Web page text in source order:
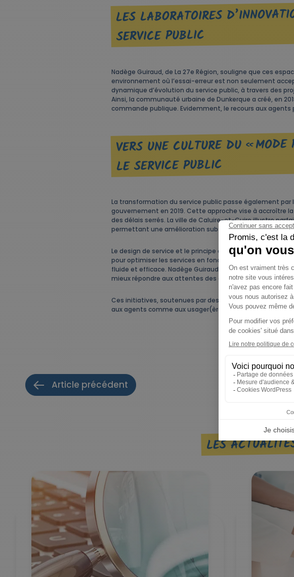
LES LABORATOIRES
SERVICE PUBLIC
Nadège Guiraud, de La 27e Région, souligne que ces
environnement où l’essai-erreur est non seulement
dynamique d’évolution du service public, à travers des
Ainsi, la communauté urbaine de Dunkerque a créé, en
commande publique. Evidemment, le recours aux
VERS UNE CULTURE DU «
LE SERVICE PUBLIC
La transformation du service public passe également par
gouvernement en 2019. Cette approche vise à accroître
des délais serrés. La ville de Caluire-et-Cuire illustre
permettant une amélioration substantielle deleur plan
Le design de service et le principe de subsidiarité
pour optimiser les services en fonction des besoins
fluide et efficace. Nadège Guiraud témoigne de la
mieux répondre aux attentes des citoyen(ne)s et à
Ces initiatives, soutenues par des financements dédiés
aux agents comme aux usager(ère)s un service public
Article précédent
LES